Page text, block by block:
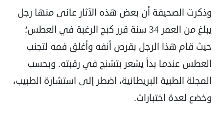
وذكرت الصحيفة أن بعض هذه الآثار عانى منها رجل
يبلغ من العمر 34 سنة قرر كبح الرغبة في العطس؛
حيث قام هذا الرجل بقرص أنفه وأغلق فمه لتجنب
العطس عندما بدأ يشعر بتشنج في رقبته. وبحسب
المجلة الطبية البريطانية، اضطر إلى استشارة الطبيب،
وخضع لعدة اختبارات.